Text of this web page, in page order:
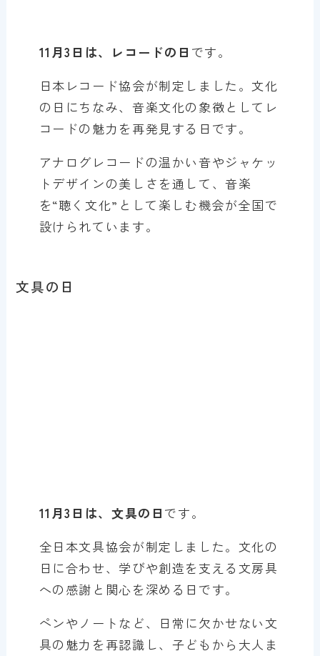
11月3日は、レコードの日 です。
日本レコード協会が制定しました。文化
の日にちなみ、音楽文化の象徴としてレ
コードの魅力を再発見する日です。
アナログレコードの温かい音やジャケッ
トデザインの美しさを通して、音楽
を“聴く文化”として楽しむ機会が全国で
設けられています。
文具の日
11月3日は、文具の日 です。
全日本文具協会が制定しました。文化の
日に合わせ、学びや創造を支える文房具
への感謝と関心を深める日です。
ペンやノートなど、日常に欠かせない文
具の魅力を再認識し、子どもから大人ま